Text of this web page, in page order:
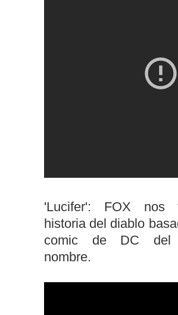
'Lucifer': FOX nos
historia del diablo
comic de DC del
nombre.